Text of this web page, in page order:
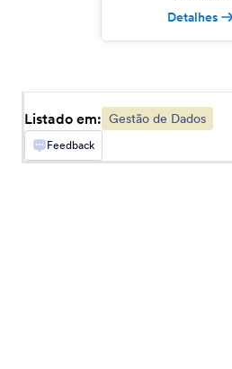
Detalhes
Listado em: Gestão de Dados
FeedbackMySQL Export
Envie dados de seus